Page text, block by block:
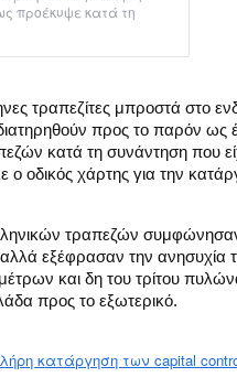
προέκυψε κατά τη
τραπεζίτες μπροστά στο
προς το παρόν
κατά τη συνάντηση που
ο οδικός χάρτης για την
τραπεζών
εξέφρασαν την ανησυχία
και δη του τρίτου
προς το εξωτερικό.
κατάργηση των capital